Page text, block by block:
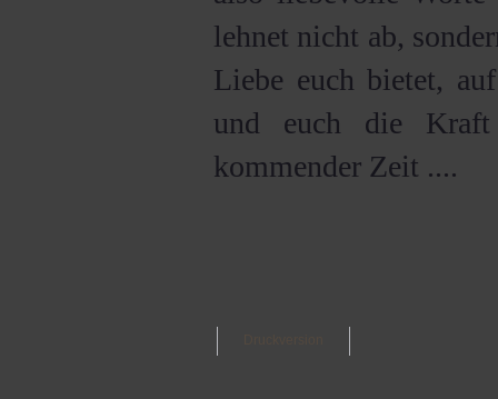
lehnet nicht ab,
Liebe euch bietet,
und euch die
kommender Zeit ....